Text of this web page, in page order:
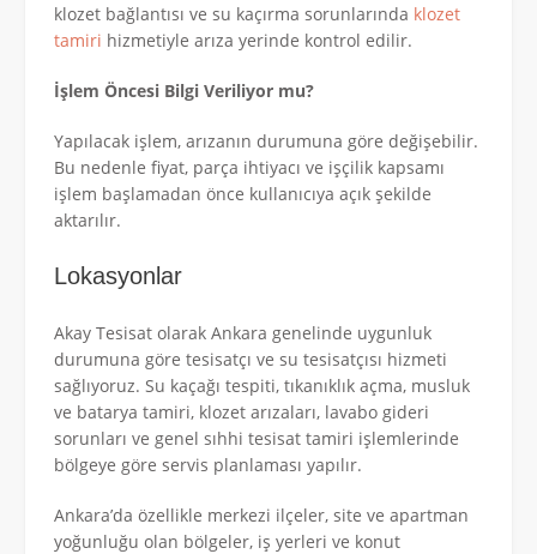
klozet bağlantısı ve su kaçırma sorunlarında klozet
tamiri hizmetiyle arıza yerinde kontrol edilir.
İşlem Öncesi Bilgi Veriliyor mu?
Yapılacak işlem, arızanın durumuna göre değişebilir.
Bu nedenle fiyat, parça ihtiyacı ve işçilik kapsamı
işlem başlamadan önce kullanıcıya açık şekilde
aktarılır.
Lokasyonlar
Akay Tesisat olarak Ankara genelinde uygunluk
durumuna göre tesisatçı ve su tesisatçısı hizmeti
sağlıyoruz. Su kaçağı tespiti, tıkanıklık açma, musluk
ve batarya tamiri, klozet arızaları, lavabo gideri
sorunları ve genel sıhhi tesisat tamiri işlemlerinde
bölgeye göre servis planlaması yapılır.
Ankara’da özellikle merkezi ilçeler, site ve apartman
yoğunluğu olan bölgeler, iş yerleri ve konut